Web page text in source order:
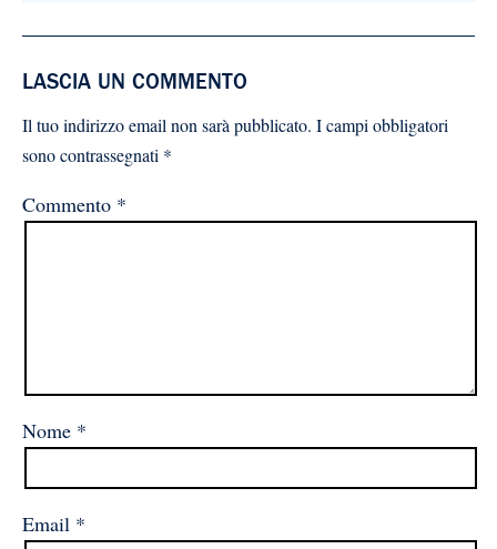
LASCIA UN COMMENTO
Il tuo indirizzo email non sarà pubblicato. I campi obbligatori
sono contrassegnati *
Commento *
Nome *
Email *